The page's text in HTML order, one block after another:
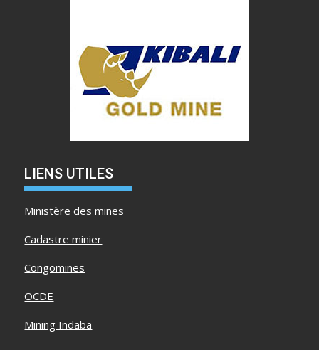
LIENS UTILES
Ministère des mines
Cadastre minier
Congomines
OCDE
Mining Indaba